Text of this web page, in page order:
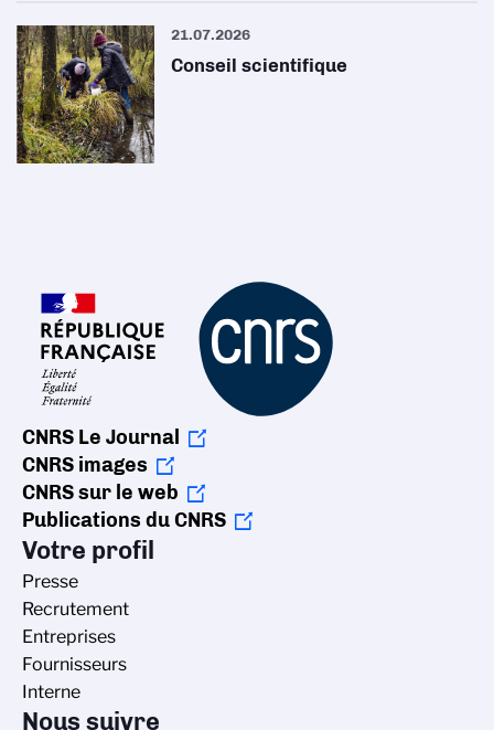
21.07.2026
Conseil scientifique
CNRS Le Journal
CNRS images
CNRS sur le web
Publications du CNRS
Votre profil
Presse
Recrutement
Entreprises
Fournisseurs
Interne
Nous suivre